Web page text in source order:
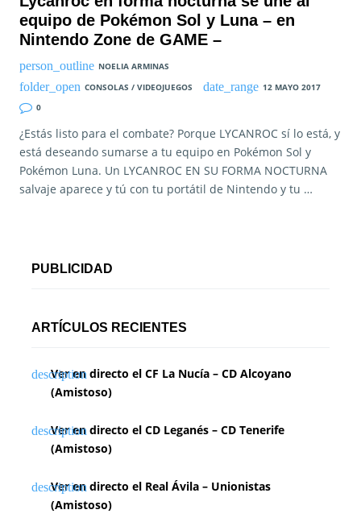
equipo de Pokémon Sol y Luna – en
Nintendo Zone de GAME –
NOELIA ARMINAS
CONSOLAS / VIDEOJUEGOS
12 MAYO 2017
0
¿Estás listo para el combate? Porque LYCANROC sí lo está, y
está deseando sumarse a tu equipo en Pokémon Sol y
Pokémon Luna. Un LYCANROC EN SU FORMA NOCTURNA
salvaje aparece y tú con tu portátil de Nintendo y tu …
PUBLICIDAD
ARTÍCULOS RECIENTES
Ver en directo el CF La Nucía – CD Alcoyano
(Amistoso)
Ver en directo el CD Leganés – CD Tenerife
(Amistoso)
Ver en directo el Real Ávila – Unionistas
(Amistoso)